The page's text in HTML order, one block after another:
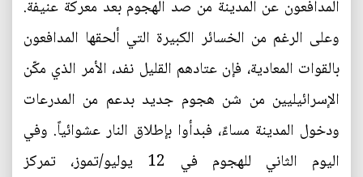
المدافعون عن المدينة من صد الهجوم بعد معركة عنيفة.
وعلى الرغم من الخسائر الكبيرة التي ألحقها المدافعون
بالقوات المعادية، فإن عتادهم القليل نفد، الأمر الذي مكّن
الإسرائيليين من شن هجوم جديد بدعم من المدرعات
ودخول المدينة مساءً، فبدأوا بإطلاق النار عشوائياً. وفي
اليوم الثاني للهجوم في 12 يوليو/تموز، تمركز